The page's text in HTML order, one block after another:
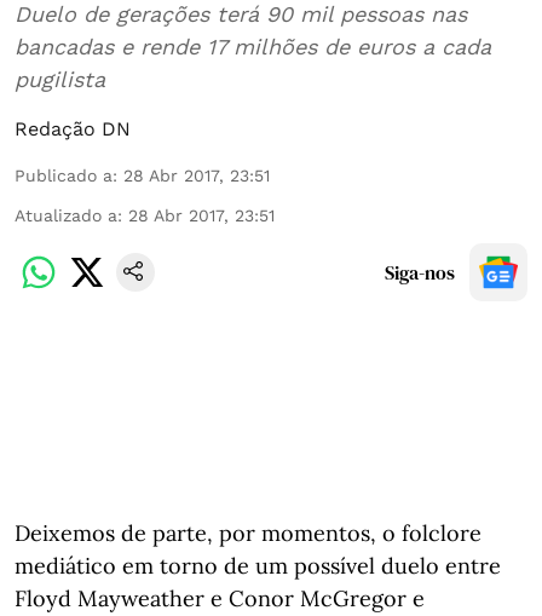
Duelo de gerações terá 90 mil pessoas nas
bancadas e rende 17 milhões de euros a cada
pugilista
Redação DN
Publicado a: 28 Abr 2017, 23:51
Atualizado a: 28 Abr 2017, 23:51
Siga-nos
Deixemos de parte, por momentos, o folclore
mediático em torno de um possível duelo entre
Floyd Mayweather e Conor McGregor e